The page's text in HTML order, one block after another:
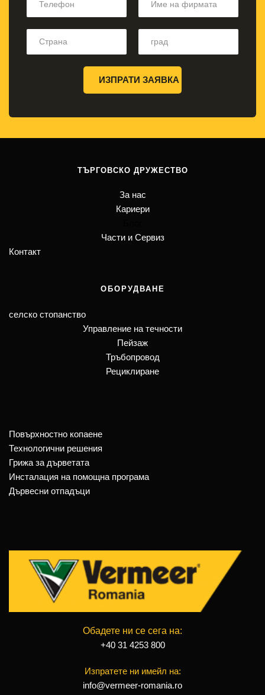
ИЗПРАТИ ЗАЯВКА
ТЪРГОВСКО ДРУЖЕСТВО
За нас
Кариери
Части и Сервиз
Контакт
ОБОРУДВАНЕ
селско стопанство
Управление на течности
Пейзаж
Тръбопровод
Рециклиране
Повърхностно копаене
Технологични решения
Грижа за дърветата
Инсталация на помощна програма
Дървесни отпадъци
Обадете ни се сега на:
+40 31 4253 800
Изпратете ни имейл на:
info@vermeer-romania.ro